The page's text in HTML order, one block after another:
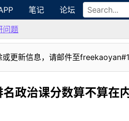
笔记 论坛
问题
或更新信息，请邮件至
政治课分数算不算在